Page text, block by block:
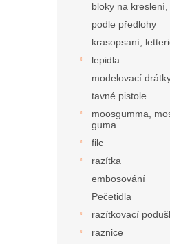
bloky na
podle předlohy
krasopsaní,
lepidla
modelovací
tavné pistole
moosgumma,
guma
filc
razítka
embosování
Pečetidla
razítkovací
raznice